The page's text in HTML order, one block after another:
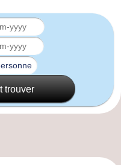
trouver